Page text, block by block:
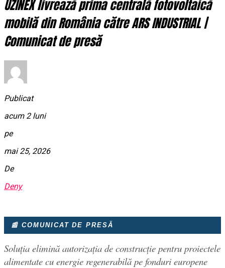
UZINEX livrează prima centrală fotovoltaică
mobilă din România către ARS INDUSTRIAL |
Comunicat de presă
Publicat
acum 2 luni
pe
mai 25, 2026
De
Deny
📰 COMUNICAT DE PRESĂ
Soluția elimină autorizația de construcție pentru proiectele
alimentate cu energie regenerabilă pe fonduri europene